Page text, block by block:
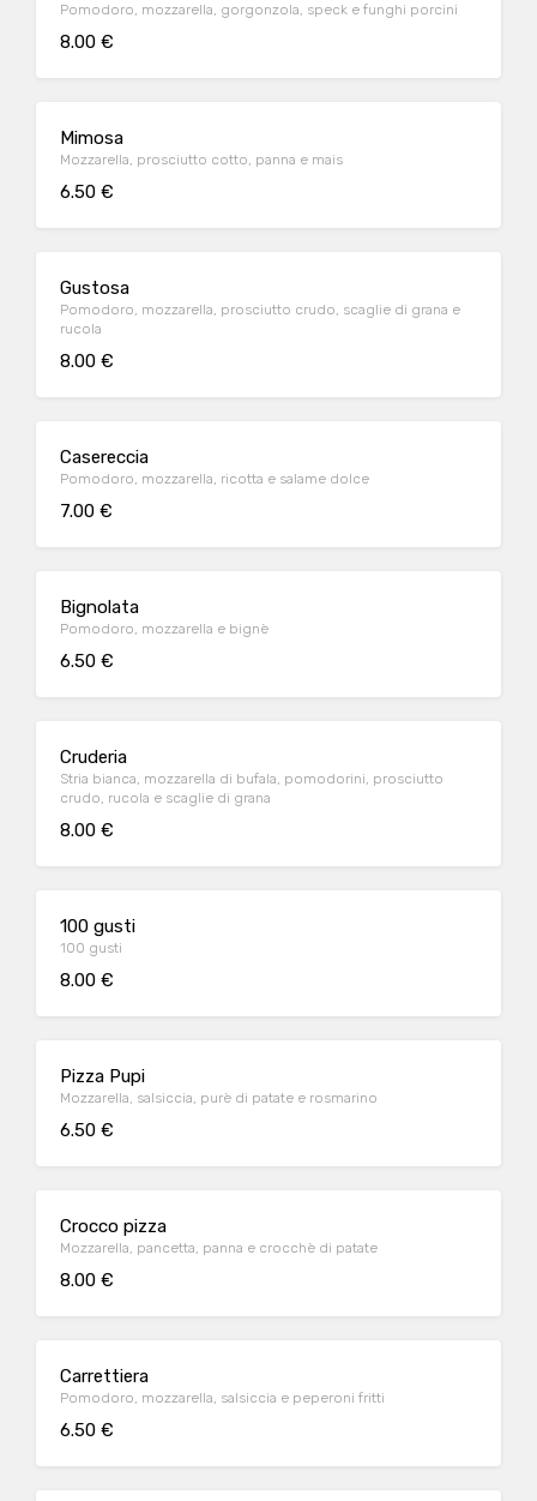
Pomodoro, mozzarella, gorgonzola, speck e funghi porcini
8.00 €
Mimosa
Mozzarella, prosciutto cotto, panna e mais
6.50 €
Gustosa
Pomodoro, mozzarella, prosciutto crudo, scaglie di grana e
rucola
8.00 €
Casereccia
Pomodoro, mozzarella, ricotta e salame dolce
7.00 €
Bignolata
Pomodoro, mozzarella e bignè
6.50 €
Cruderia
Stria bianca, mozzarella di bufala, pomodorini, prosciutto
crudo, rucola e scaglie di grana
8.00 €
100 gusti
100 gusti
8.00 €
Pizza Pupi
Mozzarella, salsiccia, purè di patate e rosmarino
6.50 €
Crocco pizza
Mozzarella, pancetta, panna e crocchè di patate
8.00 €
Carrettiera
Pomodoro, mozzarella, salsiccia e peperoni fritti
6.50 €